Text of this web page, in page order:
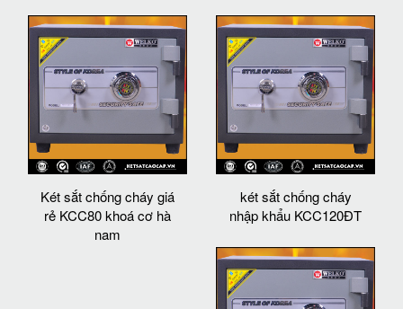
Két sắt chống cháy giá
rẻ KCC80 khoá cơ hà
nam
két sắt chống cháy
nhập khẩu KCC120ĐT